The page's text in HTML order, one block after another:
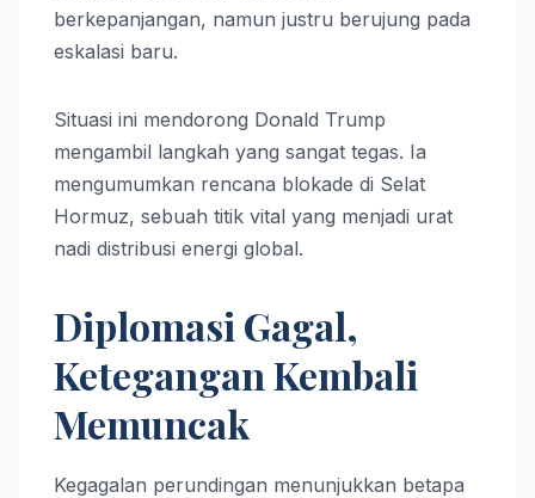
berkepanjangan, namun justru berujung pada
eskalasi baru.
Situasi ini mendorong Donald Trump
mengambil langkah yang sangat tegas. Ia
mengumumkan rencana blokade di Selat
Hormuz, sebuah titik vital yang menjadi urat
nadi distribusi energi global.
Diplomasi Gagal,
Ketegangan Kembali
Memuncak
Kegagalan perundingan menunjukkan betapa